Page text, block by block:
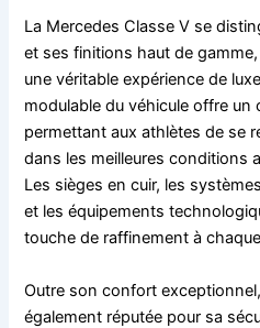
La Mercedes Classe V se
et ses finitions haut de
une véritable expérience de
modulable du véhicule offre
permettant aux athlètes de se
dans les meilleures conditions
Les sièges en cuir, les
et les équipements
touche de raffinement à
Outre son confort
également réputée pour sa